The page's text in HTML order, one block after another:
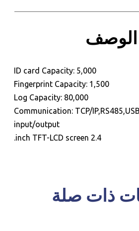
الوصف
ID card Capacity: 5,000
Fingerprint Capacity: 1,500
Log Capacity: 80,000
Communication: TCP/
input/output
2.4 inch TFT-LCD screen.
ذات صلة
للحجز و الاستعلام